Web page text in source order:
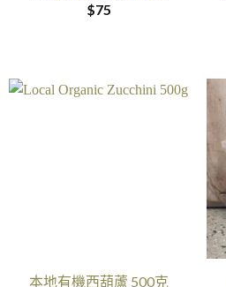
$75
本地有機西葫蘆 500克